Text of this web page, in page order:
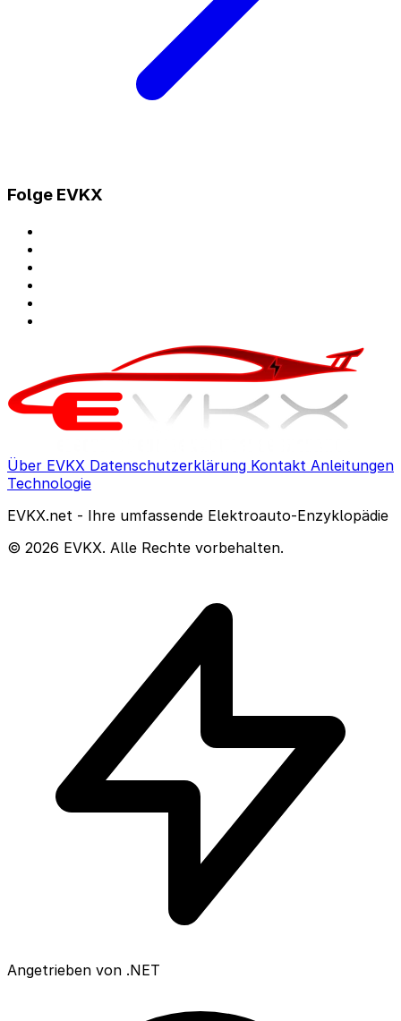
Folge EVKX
Über EVKX Datenschutzerklärung Kontakt Anleitungen
Technologie
EVKX.net - Ihre umfassende Elektroauto-Enzyklopädie
© 2026 EVKX. Alle Rechte vorbehalten.
Angetrieben von .NET